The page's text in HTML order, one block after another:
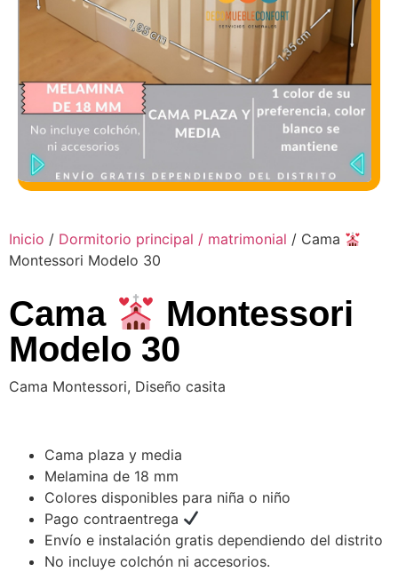
Inicio / Dormitorio principal / matrimonial / Cama
Montessori Modelo 30
Cama
Montessori
Modelo 30
Cama Montessori, Diseño casita
Cama plaza y media
Melamina de 18 mm
Colores disponibles para niña o niño
Pago contraentrega
Envío e instalación gratis dependiendo del distrito
No incluye colchón ni accesorios.